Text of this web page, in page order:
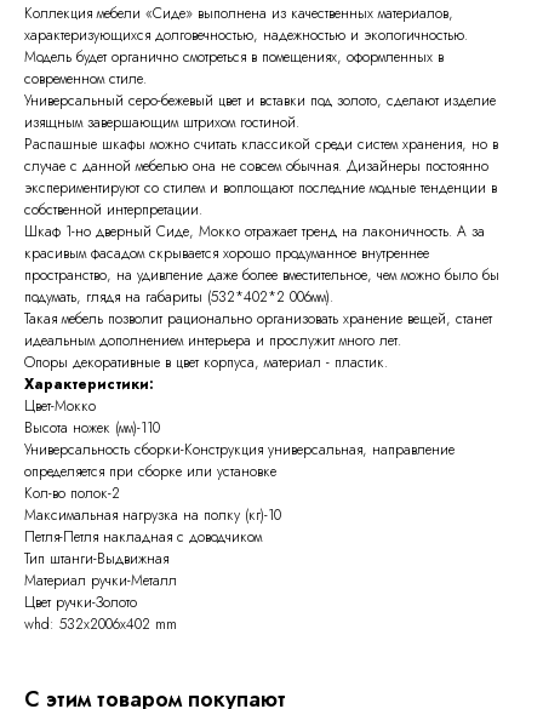
Коллекция мебели «Сиде» выполнена из качественных материалов,
характеризующихся долговечностью, надежностью и экологичностью.
Модель будет органично смотреться в помещениях, оформленных в
современном стиле.
Универсальный серо-бежевый цвет и вставки под золото, сделают изделие
изящным завершающим штрихом гостиной.
Распашные шкафы можно считать классикой среди систем хранения, но в
случае с данной мебелью она не совсем обычная. Дизайнеры постоянно
экспериментируют со стилем и воплощают последние модные тенденции в
собственной интерпретации.
Шкаф 1-но дверный Сиде, Мокко отражает тренд на лаконичность. А за
красивым фасадом скрывается хорошо продуманное внутреннее
пространство, на удивление даже более вместительное, чем можно было бы
подумать, глядя на габариты (532*402*2 006мм).
Такая мебель позволит рационально организовать хранение вещей, станет
идеальным дополнением интерьера и прослужит много лет.
Опоры декоративные в цвет корпуса, материал - пластик.
Характеристики:
Цвет-Мокко
Высота ножек (мм)-110
Универсальность сборки-Конструкция универсальная, направление
определяется при сборке или установке
Кол-во полок-2
Максимальная нагрузка на полку (кг)-10
Петля-Петля накладная с доводчиком
Тип штанги-Выдвижная
Материал ручки-Металл
Цвет ручки-Золото
whd: 532x2006x402 mm
С этим товаром покупают